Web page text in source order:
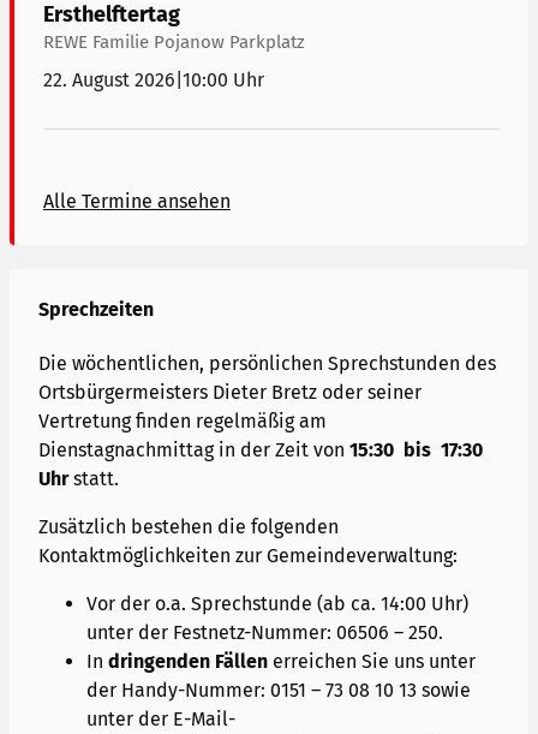
Ersthelftertag
REWE Familie Pojanow Parkplatz
22. August 2026 10:00 Uhr
Alle Termine ansehen
Sprechzeiten
Die wöchentlichen, persönlichen Sprechstunden des
Ortsbürgermeisters Dieter Bretz oder seiner
Vertretung finden regelmäßig am
Dienstagnachmittag in der Zeit von 15:30 bis 17:30
Uhrstatt.
Zusätzlich bestehen die folgenden
Kontaktmöglichkeiten zur Gemeindeverwaltung:
Vor der o.a. Sprechstunde (ab ca. 14:00 Uhr)
unter der Festnetz-Nummer: 06506 – 250.
In dringenden Fällen erreichen Sie uns unter
der Handy-Nummer: 0151 – 73 08 10 13 sowie
unter der E-Mail-